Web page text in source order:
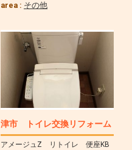
area : その他
津市 トイレ交換リフォーム
アメージュZ リトイレ 便座KB